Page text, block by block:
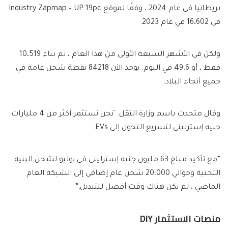
بريطانيا في عام 2024 ، وفقًا لموقع Industry Zapmap – UP 19pc
في 16،602 في عام 2023.
ولكن في الأشهر السبعة الأولى من هذا العام ، تم بناء 10،519
فقط ، أو 49.6 في اليوم. يوجد الآن 84218 نقطة شحن عامة في
جميع أنحاء البلاد.
وقال متحدث باسم وزارة النقل: 'نحن نستثمر أكثر من 4 مليارات
جنيه إسترليني لتسريع التحول إلى EVs.
“مع تأكيد مبلغ 63 مليون جنيه إسترليني في يوليو لشحن البنية
التحتية وحوالي 20،000 شحن عام إضافي إلى الشبكة العام
الماضي ، لم يكن هناك وقت أفضل للتبديل.”
منصات الاستثمار DIY